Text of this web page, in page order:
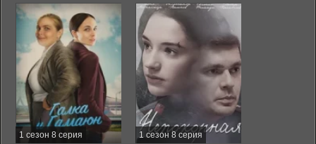
1 сезон 8 серия 1 сезон 8 серия